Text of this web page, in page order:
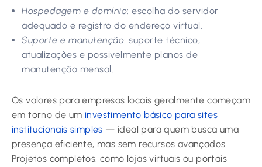
Hospedagem e domínio: escolha do servidor
adequado e registro do endereço virtual.
Suporte e manutenção: suporte técnico,
atualizações e possivelmente planos de
manutenção mensal.
Os valores para empresas locais geralmente começam
em torno de um investimento básico para sites
institucionais simples — ideal para quem busca uma
presença eficiente, mas sem recursos avançados.
Projetos completos, como lojas virtuais ou portais